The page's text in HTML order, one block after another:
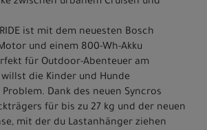
zwischen urbanem Cruisen und
ist mit dem neuesten Bosch
und einem 800-Wh-Akku
für Outdoor-Abenteuer am
die Kinder und Hunde
Dank des neuen Syncros
für bis zu 27 kg und der neuen
mit der du Lastanhänger ziehen